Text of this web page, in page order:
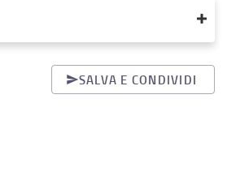
SALVA E CONDIVIDI